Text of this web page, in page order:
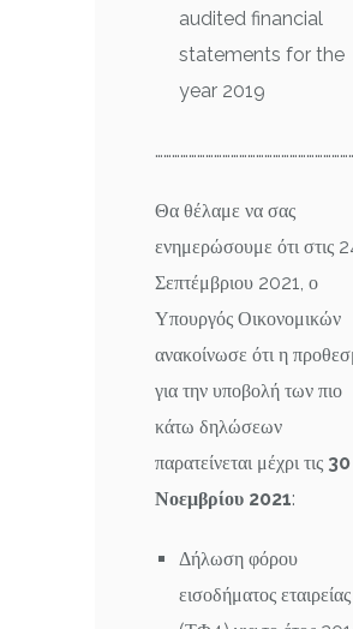
audited financial
statements for the
year 2019
Θα θέλαμε να σας
ενημερώσουμε ότι στις
Σεπτέμβριου 2021, ο
Υπουργός Οικονομικών
ανακοίνωσε ότι η
για την υποβολή των πιο
κάτω δηλώσεων
παρατείνεται μέχρι τις 30
Νοεμβρίου 2021:
Δήλωση φόρου
εισοδήματος εταιρείας